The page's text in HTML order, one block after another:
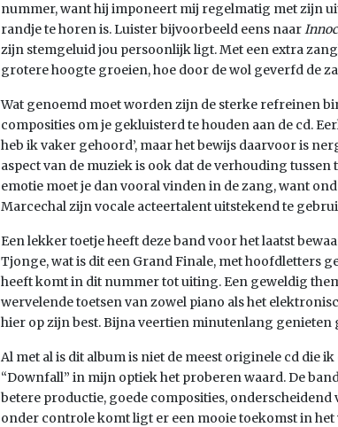
nummer, want hij imponeert mij regelmatig met zijn
randje te horen is. Luister bijvoorbeeld eens naar
zijn stemgeluid jou persoonlijk ligt. Met een extra
grotere hoogte groeien, hoe door de wol geverfd de
Wat genoemd moet worden zijn de sterke refreinen
composities om je gekluisterd te houden aan de cd.
heb ik vaker gehoord’, maar het bewijs daarvoor is
aspect van de muziek is ook dat de verhouding
emotie moet je dan vooral vinden in de zang, want
Marcechal zijn vocale acteertalent uitstekend te
Een lekker toetje heeft deze band voor het laatst
Tjonge, wat is dit een Grand Finale, met hoofdletters
heeft komt in dit nummer tot uiting. Een geweldig
wervelende toetsen van zowel piano als het
hier op zijn best. Bijna veertien minutenlang genieten
Al met al is dit album is niet de meest originele cd die
“Downfall” in mijn optiek het proberen waard. De
betere productie, goede composities,
onder controle komt ligt er een mooie toekomst in het